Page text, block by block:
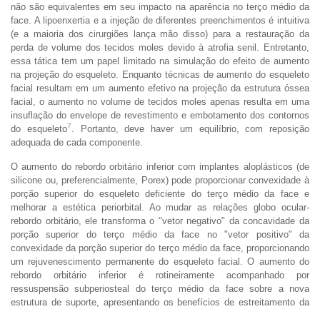
não são equivalentes em seu impacto na aparência no terço médio da
face. A lipoenxertia e a injeção de diferentes preenchimentos é intuitiva
(e a maioria dos cirurgiões lança mão disso) para a restauração da
perda de volume dos tecidos moles devido à atrofia senil. Entretanto,
essa tática tem um papel limitado na simulação do efeito de aumento
na projeção do esqueleto. Enquanto técnicas de aumento do esqueleto
facial resultam em um aumento efetivo na projeção da estrutura óssea
facial, o aumento no volume de tecidos moles apenas resulta em uma
insuflação do envelope de revestimento e embotamento dos contornos
do esqueleto7
. Portanto, deve haver um equilíbrio, com reposição
adequada de cada componente.
O aumento do rebordo orbitário inferior com implantes aloplásticos (de
silicone ou, preferencialmente, Porex) pode proporcionar convexidade à
porção superior do esqueleto deficiente do terço médio da face e
melhorar a estética periorbital. Ao mudar as relações globo ocular-
rebordo orbitário, ele transforma o "vetor negativo" da concavidade da
porção superior do terço médio da face no "vetor positivo" da
convexidade da porção superior do terço médio da face, proporcionando
um rejuvenescimento permanente do esqueleto facial. O aumento do
rebordo orbitário inferior é rotineiramente acompanhado por
ressuspensão subperiosteal do terço médio da face sobre a nova
estrutura de suporte, apresentando os benefícios de estreitamento da